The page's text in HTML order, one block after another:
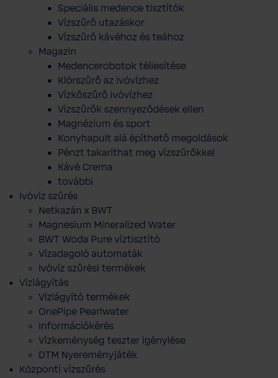
Speciális medence tisztítók
Vízszűrő utazáskor
Vízszűrő kávéhoz és teához
Magazin
Medencerobotok téliesítése
Klórszűrő az ivóvízhez
Vízkőszűrő ivóvízhez
Vízszűrők szennyeződések ellen
Magnézium és sport
Konyhapult alá építhető megoldások
Pénzt takaríthat meg vízszűrőkkel
Kávé Crema
további
Ivóvíz szűrés
Netkazán x BWT
Magnesium Mineralized Water
BWT Woda Pure víztisztító
Vízadagoló automaták
Ivóvíz szűrési termékek
Vízlágyítás
Vízlágyító termékek
OnePipe Pearlwater
Információkérés
Vízkeménység teszter igénylése
DTM Nyereményjáték
Központi vízszűrés